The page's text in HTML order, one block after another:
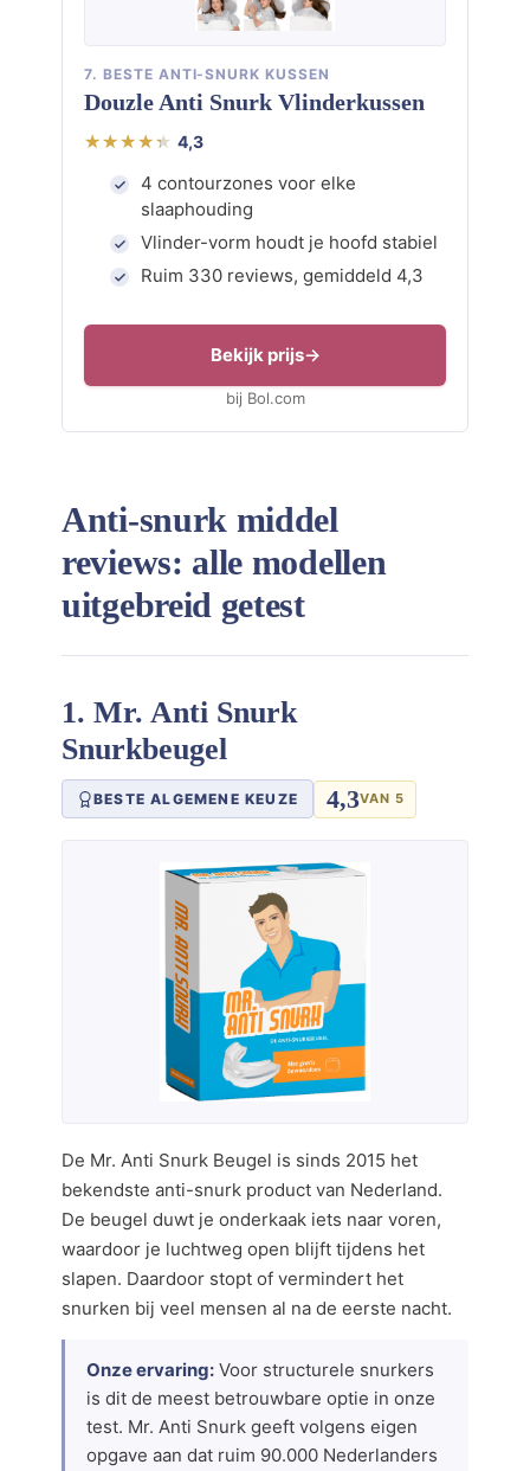
7. BESTE ANTI-SNURK KUSSEN
Douzle Anti Snurk Vlinderkussen
4,3
4 contourzones voor elke
slaaphouding
Vlinder-vorm houdt je hoofd stabiel
Ruim 330 reviews, gemiddeld 4,3
Bekijk prijs
bij Bol.com
Anti-snurk middel
reviews: alle modellen
uitgebreid getest
1. Mr. Anti Snurk
Snurkbeugel
BESTE ALGEMENE KEUZE 4,3VAN 5
De Mr. Anti Snurk Beugel is sinds 2015 het
bekendste anti-snurk product van Nederland.
De beugel duwt je onderkaak iets naar voren,
waardoor je luchtweg open blijft tijdens het
slapen. Daardoor stopt of vermindert het
snurken bij veel mensen al na de eerste nacht.
Onze ervaring: Voor structurele snurkers
is dit de meest betrouwbare optie in onze
test. Mr. Anti Snurk geeft volgens eigen
opgave aan dat ruim 90.000 Nederlanders